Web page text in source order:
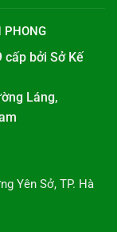
PHONG
cấp bởi Sở Kế
Láng,
Yên Sở, TP. Hà